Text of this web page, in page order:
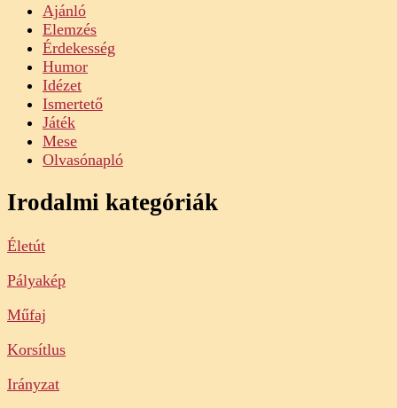
Ajánló
Elemzés
Érdekesség
Humor
Idézet
Ismertető
Játék
Mese
Olvasónapló
Irodalmi kategóriák
Életút
Pályakép
Műfaj
Korsítlus
Irányzat